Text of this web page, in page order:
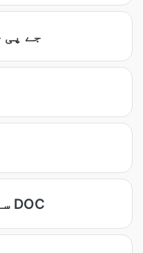
جے پی
MARKDOWN سے DOC